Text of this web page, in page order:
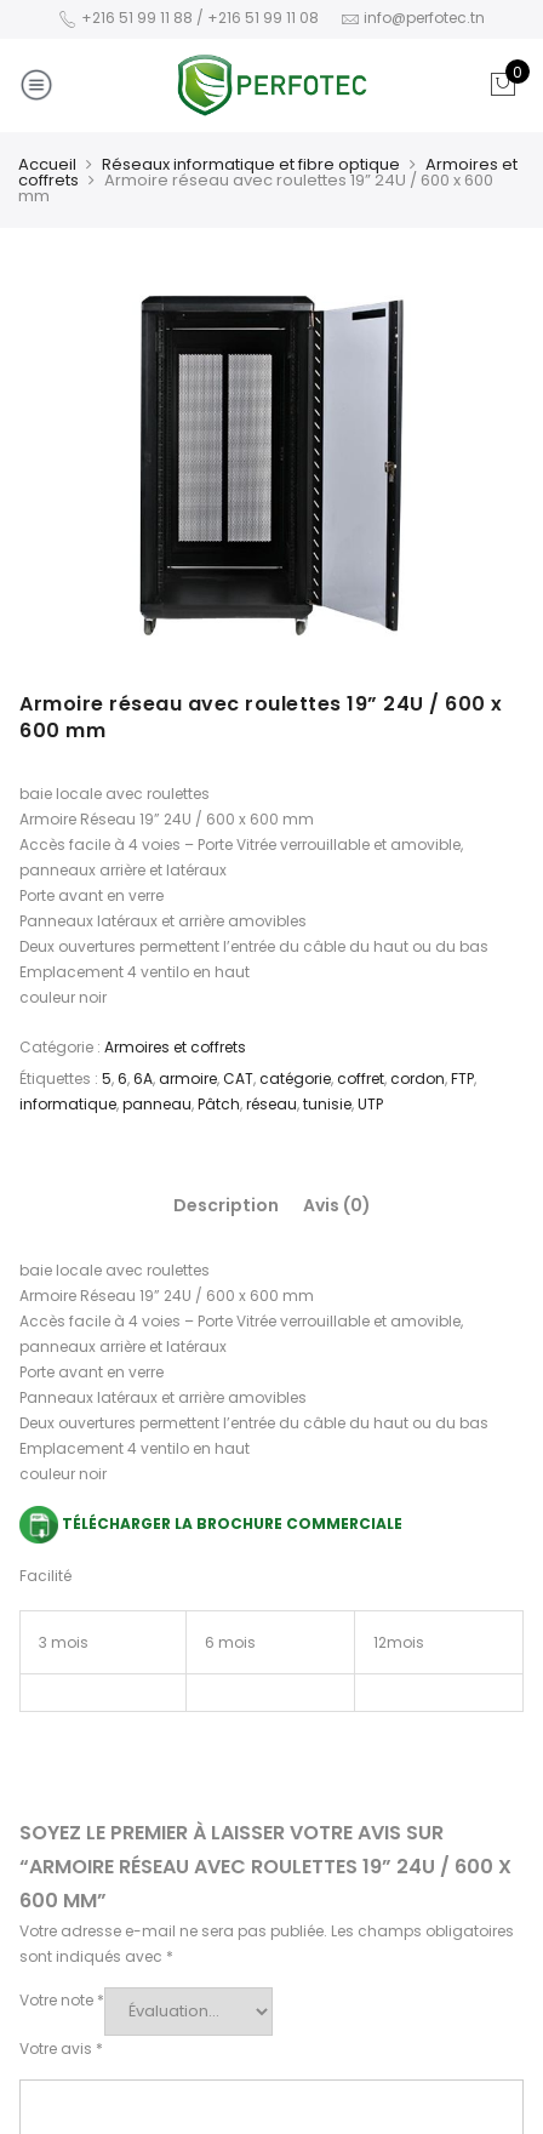
+216 51 99 11 88 / +216 51 99 11 08 info@perfotec.tn
0
Accueil Réseaux informatique et fibre optique Armoires et
coffrets Armoire réseau avec roulettes 19” 24U / 600 x 600
mm
Armoire réseau avec roulettes 19” 24U / 600 x
600 mm
baie locale avec roulettes
Armoire Réseau 19” 24U / 600 x 600 mm
Accès facile à 4 voies – Porte Vitrée verrouillable et amovible,
panneaux arrière et latéraux
Porte avant en verre
Panneaux latéraux et arrière amovibles
Deux ouvertures permettent l’entrée du câble du haut ou du bas
Emplacement 4 ventilo en haut
couleur noir
Catégorie : Armoires et coffrets
Étiquettes : 5,6,6A,armoire,CAT,catégorie,coffret,cordon,FTP,
informatique,panneau,Pâtch,réseau,tunisie,UTP
Description Avis (0)
baie locale avec roulettes
Armoire Réseau 19” 24U / 600 x 600 mm
Accès facile à 4 voies – Porte Vitrée verrouillable et amovible,
panneaux arrière et latéraux
Porte avant en verre
Panneaux latéraux et arrière amovibles
Deux ouvertures permettent l’entrée du câble du haut ou du bas
Emplacement 4 ventilo en haut
couleur noir
TÉLÉCHARGER LA BROCHURE COMMERCIALE
Facilité
3 mois 6 mois 12mois
SOYEZ LE PREMIER À LAISSER VOTRE AVIS SUR
“ARMOIRE RÉSEAU AVEC ROULETTES 19” 24U / 600 X
600 MM”
Votre adresse e-mail ne sera pas publiée. Les champs obligatoires
sont indiqués avec *
Votre note *
Votre avis *